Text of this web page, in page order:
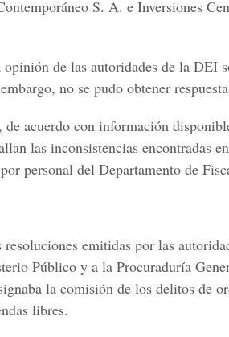
S. A. e Inversiones
de las autoridades de la DEI
no se pudo obtener
de acuerdo con información
las inconsistencias encontradas
personal del Departamento de
resoluciones emitidas por las
Público y a la Procuraduría
la comisión de los delitos de
libres.